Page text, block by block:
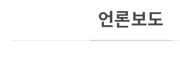
언론보도